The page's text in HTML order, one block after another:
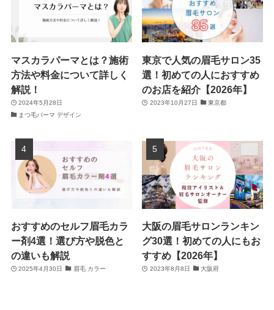
マスカラパーマとは？施術
方法や料金について詳しく
解説！
2024年5月28日
まつ毛パーマ デザイン
東京で人気の眉毛サロン35
選！初めての人におすすめ
のお店を紹介【2026年】
2023年10月27日 東京都
おすすめのセルフ眉毛カラ
ー剤4選！選び方や脱色と
の違いも解説
2025年4月30日 眉毛 カラー
大阪の眉毛サロンランキン
グ30選！初めての人にもお
すすめ【2026年】
2023年8月8日 大阪府